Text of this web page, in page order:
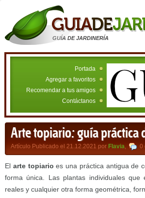
GUÍA DE JARDINERÍA
Portada
Agregar a favoritos
Recomendar a tus amigos
Contáctanos
Arte topiario: guía práctica
Artículo Publicado el 21.12.2021 por Flavia, 0
El arte topiario es una práctica antigua de
forma única. Las plantas individuales
reales y cualquier otra forma geométrica,